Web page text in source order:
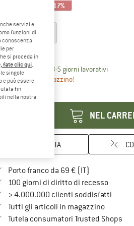
17%
S/M L/XL
alle taglie
di consegna: 3-5 giorni lavorativiIl link si
uno in magazzino!
NEL
ANNOTA
Porto franco da 69 € (IT)
100 giorni di diritto di recessoVai
> 4.000.000 clienti soddisfatti
Tutti gli articoli in magazzino
Tutela consumatori Trusted Shops
servizi e
funzioni di
conoscenza
per
si proceda in
fate clic qui.
singole
e può essere
fin
nella nostra